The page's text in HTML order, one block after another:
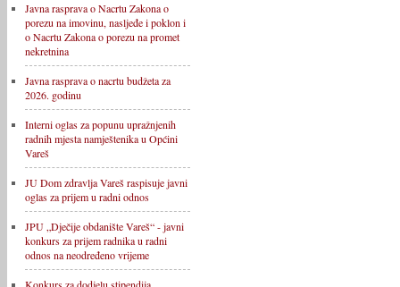
Javna rasprava o Nacrtu Zakona o
porezu na imovinu, nasljeđe i poklon i
o Nacrtu Zakona o porezu na promet
nekretnina
Javna rasprava o nacrtu budžeta za
2026. godinu
Interni oglas za popunu upražnjenih
radnih mjesta namještenika u Općini
Vareš
JU Dom zdravlja Vareš raspisuje javni
oglas za prijem u radni odnos
JPU „Dječije obdanište Vareš“ - javni
konkurs za prijem radnika u radni
odnos na neodređeno vrijeme